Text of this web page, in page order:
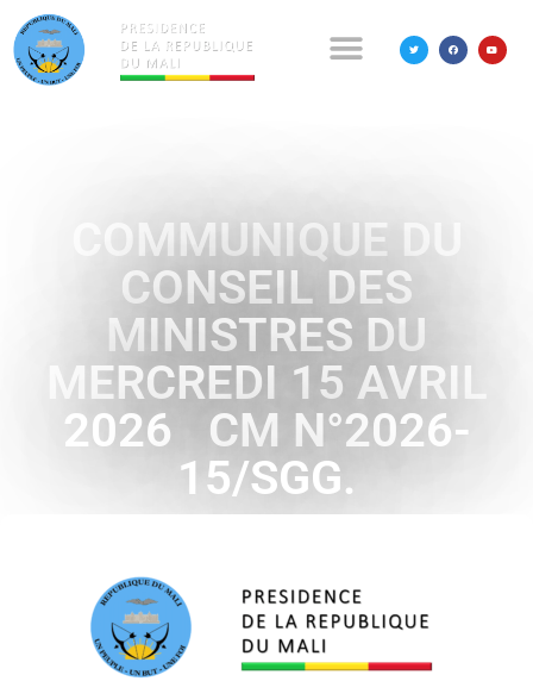
COMMUNIQUE DU
CONSEIL DES
MINISTRES DU
MERCREDI 15 AVRIL
2026 CM N°2026-
15/SGG.